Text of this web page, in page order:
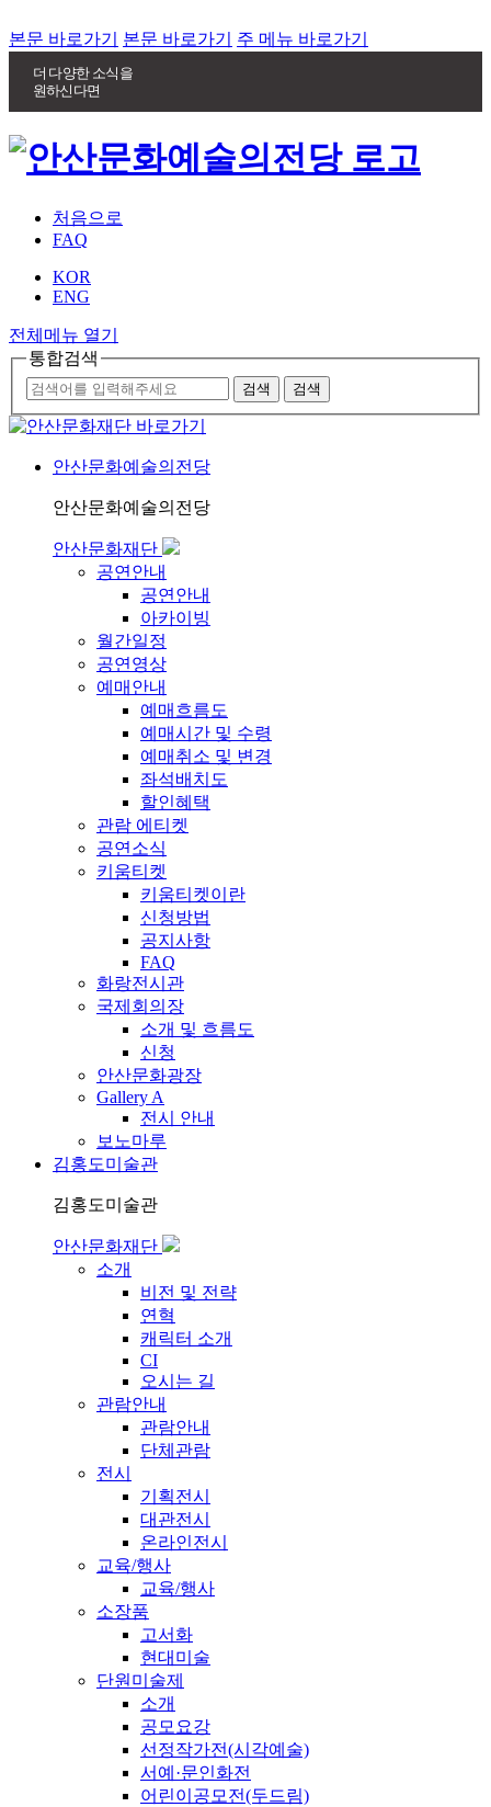
본문 바로가기 본문 바로가기 주 메뉴 바로가기
더 다양한 소식을
원하신다면
처음으로
FAQ
KOR
ENG
전체메뉴 열기
통합검색
안산문화예술의전당
안산문화예술의전당
안산문화재단
공연안내
공연안내
아카이빙
월간일정
공연영상
예매안내
예매흐름도
예매시간 및 수령
예매취소 및 변경
좌석배치도
할인혜택
관람 에티켓
공연소식
키움티켓
키움티켓이란
신청방법
공지사항
FAQ
화랑전시관
국제회의장
소개 및 흐름도
신청
안산문화광장
Gallery A
전시 안내
보노마루
김홍도미술관
김홍도미술관
안산문화재단
소개
비전 및 전략
연혁
캐릭터 소개
CI
오시는 길
관람안내
관람안내
단체관람
전시
기획전시
대관전시
온라인전시
교육/행사
교육/행사
소장품
고서화
현대미술
단원미술제
소개
공모요강
선정작가전(시각예술)
서예·문인화전
어린이공모전(두드림)